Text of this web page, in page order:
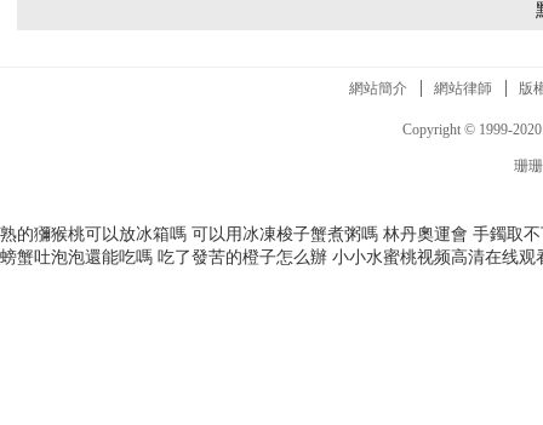
網站簡介 網站律師 版
Copyright © 1999-2020
珊
熟的獼猴桃可以放冰箱嗎 可以用冰凍梭子蟹煮粥嗎 林丹奧運會 手鐲取
螃蟹吐泡泡還能吃嗎 吃了發苦的橙子怎么辦 小小水蜜桃视频高清在线观